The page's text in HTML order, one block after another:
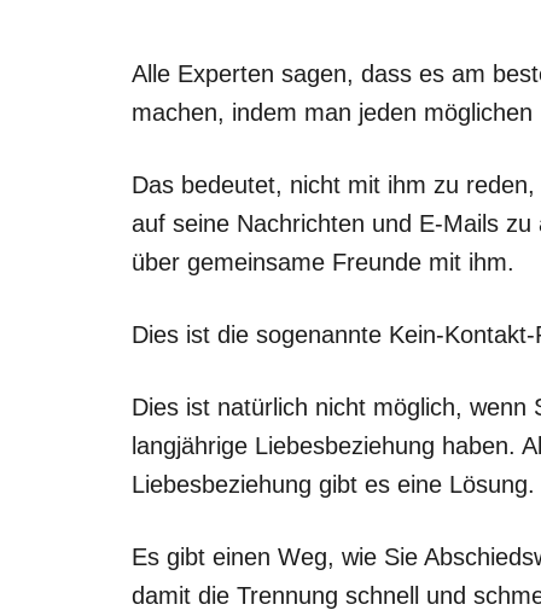
Alle Experten sagen, dass es am
machen, indem man jeden
Das bedeutet, nicht mit ihm zu
auf seine Nachrichten und E-Mails
über gemeinsame Freunde mit ihm.
Dies ist die sogenannte Kein-Kontakt-
Dies ist natürlich nicht möglich, wenn
langjährige Liebesbeziehung haben.
Liebesbeziehung gibt es eine Lösung.
Es gibt einen Weg, wie Sie
damit die Trennung schnell und